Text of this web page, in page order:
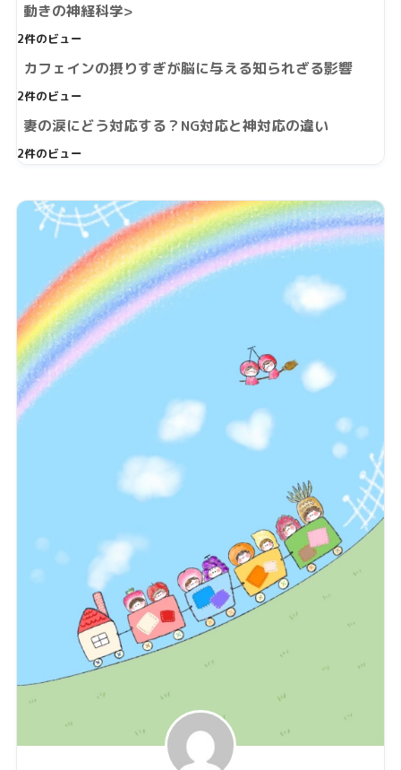
動きの神経科学>
2件のビュー
カフェインの摂りすぎが脳に与える知られざる影響
2件のビュー
妻の涙にどう対応する？NG対応と神対応の違い
2件のビュー